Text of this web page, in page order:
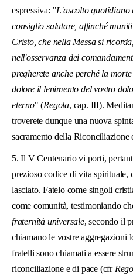
espressiva: "L'ascolto quotidiano
consiglio salutare, affinché
Cristo, che nella Messa si
nell'osservanza dei
pregherete anche perché la
dolore il lenimento del vostro
eterno" (Regola, cap. III).
troverete dunque una nuova
sacramento della Riconciliazione
5. Il V Centenario vi porti,
prezioso codice di vita spirituale,
lasciato. Fatelo come singoli
come comunità, testimoniando
fraternità universale, secondo il
chiamano le vostre aggregazioni
fratelli sono chiamati a essere
riconciliazione e di pace (cfr